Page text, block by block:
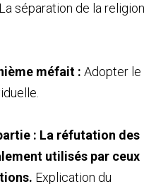
séparation de la religion
méfait : Adopter le
: La réfutation des
utilisés par ceux
Explication du